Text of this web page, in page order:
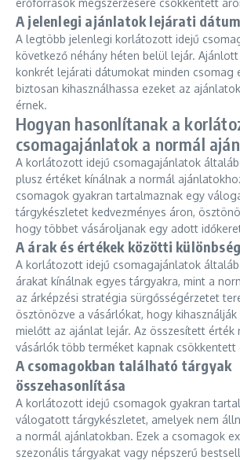
erőforrások megszerzésére csökkentett
A jelenlegi ajánlatok lejárati
A legtöbb jelenlegi korlátozott idejű
következő néhány héten belül lejár.
konkrét lejárati dátumokat minden csomag
biztosan kihasználhassa ezeket az
érnek.
Hogyan hasonlítanak a
csomagajánlatok a normál
A korlátozott idejű csomagajánlatok
plusz értéket kínálnak a normál
csomagok gyakran tartalmaznak egy
tárgykészletet kedvezményes áron,
hogy többet vásároljanak egy adott
A árak és értékek közötti
A korlátozott idejű csomagajánlatok
árakat kínálnak egyes tárgyakra, mint a
az árképzési stratégia sürgősségérzetet
ösztönözve a vásárlókat, hogy
mielőtt az ajánlat lejár. Az összesített érték
vásárlók több terméket kapnak
A csomagokban található tárgyak
összehasonlítása
A korlátozott idejű csomagok gyakran
válogatott tárgykészletet, amelyek nem
a normál ajánlatokban. Ezek a csomagok
szezonális tárgyakat vagy népszerű